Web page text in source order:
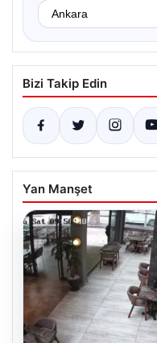
Bizi Takip Edin
Yan Manşet